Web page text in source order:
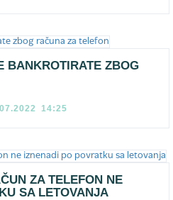
BANKROTIRATE ZBOG
14:25
ZA TELEFON NE
SA LETOVANJA